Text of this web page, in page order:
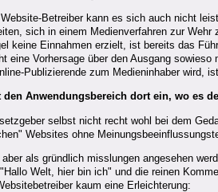
Betreiber kann es sich auch nicht
sich in einem Medienverfahren zur
keine Einnahmen erzielt, ist bereits das
eine Vorhersage über den Ausgang
Publizierende zum Medieninhaber wird,
den Anwendungsbereich dort ein, wo es
selbst nicht recht wohl bei dem
Websites ohne
als gründlich misslungen angesehen
Welt, hier bin ich" und die reinen
kaum eine Erleichterung: